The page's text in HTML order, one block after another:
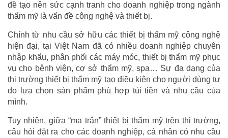
đề tạo nên sức cạnh tranh cho doanh nghiệp trong ngành
thẩm mỹ là vấn đề công nghệ và thiết bị.
Chính từ nhu cầu sở hữu các thiết bị thẩm mỹ công nghệ
hiện đại, tại Việt Nam đã có nhiều doanh nghiệp chuyên
nhập khẩu, phân phối các máy móc, thiết bị thẩm mỹ phục
vụ cho bệnh viện, cơ sở thẩm mỹ, spa… Sự đa dạng của
thị trường thiết bị thẩm mỹ tạo điều kiện cho người dùng tự
do lựa chọn sản phẩm phù hợp túi tiền và nhu cầu của
mình.
Tuy nhiên, giữa “ma trận” thiết bị thẩm mỹ trên thị trường,
câu hỏi đặt ra cho các doanh nghiệp, cá nhân có nhu cầu